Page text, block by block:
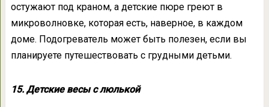
остужают под краном, а детские пюре греют в
микроволновке, которая есть, наверное, в каждом
доме. Подогреватель может быть полезен, если вы
планируете путешествовать с грудными детьми.
15. Детские весы с люлькой